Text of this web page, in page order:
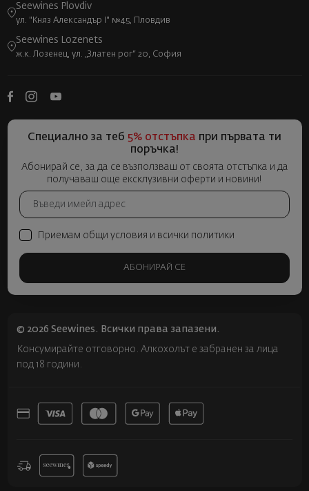
Seewines Plovdiv
ул. "Княз Александър I" №45, Пловдив
Seewines Lozenets
ж.к. Лозенец, ул. „Златен рог“ 20, София
Специално за теб 5% отстъпка при първата ти
поръчка!
Абонирай се, за да се възползваш от своята отстъпка и да
получаваш още ексклузивни оферти и новини!
Приемам общи условия и всички политики
АБОНИРАЙ СЕ
© 2026 Seewines. Всички права запазени.
Консумирайте отговорно. Алкохолът е забранен за лица
под 18 години.